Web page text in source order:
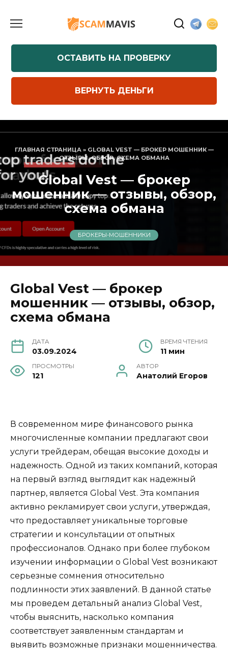
содержанию
ОСТАВИТЬ НА ПРОВЕРКУ
ВЕРНУТЬ ДЕНЬГИ
ГЛАВНАЯ СТРАНИЦА» GLOBAL VEST — БРОКЕР МОШЕННИК —
ОТЗЫВЫ, ОБЗОР, СХЕМА ОБМАНА
Global Vest — брокер
мошенник — отзывы, обзор,
схема обмана
БРОКЕРЫ-МОШЕННИКИ
Global Vest — брокер
мошенник — отзывы, обзор,
схема обмана
ДАТА
03.09.2024
ВРЕМЯ ЧТЕНИЯ
11 мин
ПРОСМОТРЫ
121
АВТОР
Анатолий Егоров
В современном мире финансового рынка
многочисленные компании предлагают свои
услуги трейдерам, обещая высокие доходы и
надежность. Одной из таких компаний, которая
на первый взгляд выглядит как надежный
партнер, является Global Vest. Эта компания
активно рекламирует свои услуги, утверждая,
что предоставляет уникальные торговые
стратегии и консультации от опытных
профессионалов. Однако при более глубоком
изучении информации о Global Vest возникают
серьезные сомнения относительно
подлинности этих заявлений. В данной статье
мы проведем детальный анализ Global Vest,
чтобы выяснить, насколько компания
соответствует заявленным стандартам и
выявить возможные признаки мошенничества.